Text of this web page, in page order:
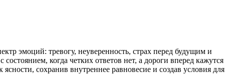
эмоций: тревогу, неуверенность, страх перед будущим и
когда четких ответов нет, а дороги вперед кажутся
сохранив внутреннее равновесие и создав условия для